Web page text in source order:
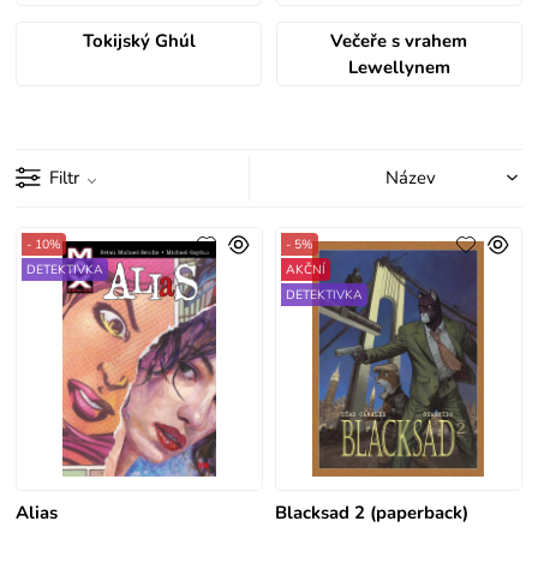
Tokijský Ghúl
Večeře s vrahem
Lewellynem
Filtr
Alias
- 10%
DETEKTIVKA
Blacksad 2 (paperback)
- 5%
AKČNÍ
DETEKTIVKA